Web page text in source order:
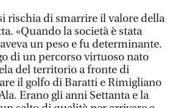
rischia di smarrire il valore della
«Quando la società è stata
un peso e fu determinante.
di un percorso virtuoso nato
del territorio a fronte di
il golfo di Baratti e Rimigliano
Erano gli anni Settanta e la